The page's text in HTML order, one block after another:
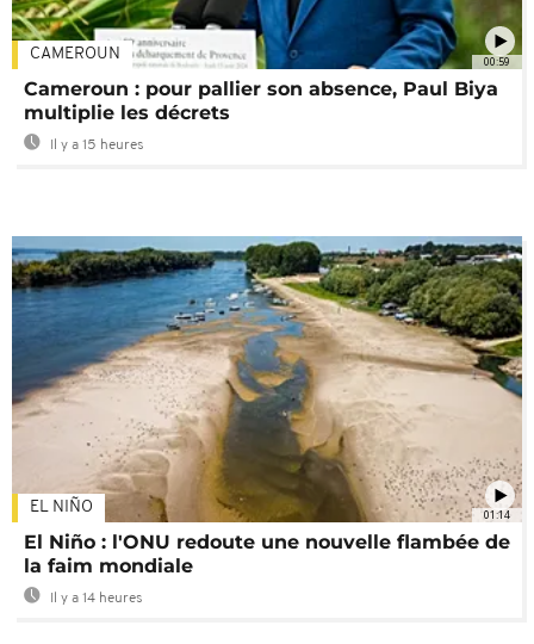
00:59
CAMEROUN
Cameroun : pour pallier son absence, Paul Biya
multiplie les décrets
Il y a 15 heures
01:14
EL NIÑO
El Niño : l'ONU redoute une nouvelle flambée de
la faim mondiale
Il y a 14 heures